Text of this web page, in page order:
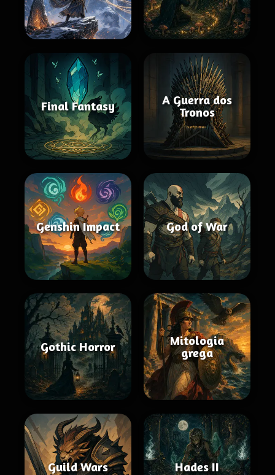
Final Fantasy
A Guerra dos
Tronos
Genshin Impact God of War
Gothic Horror
Mitologia
grega
Guild Wars Hades II